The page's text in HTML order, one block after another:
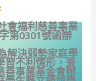
會福利慈善事業
第0301號函辦
解決弱勢家庭學
習不利情形，爰
善事業基金會辦